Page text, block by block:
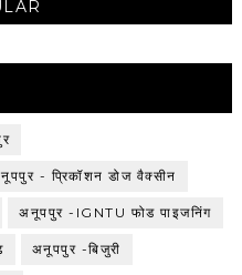
- प्रिकॉशन डोज वैक्सीन
अनूपपुर -IGNTU फोड पाइजनिंग
अनूपपुर -बिजुरी